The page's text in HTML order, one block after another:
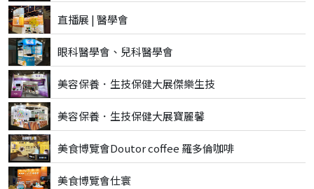
直播展 | 醫學會
眼科醫學會、兒科醫學會
美容保養．生技保健大展傑樂生技
美容保養．生技保健大展寶麗馨
美食博覽會Doutor coffee 羅多倫咖啡
美食博覽會仕寰